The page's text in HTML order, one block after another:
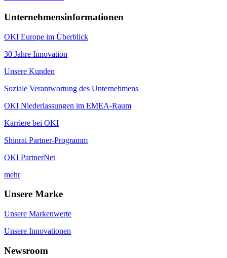
Unternehmensinformationen
OKI Europe im Überblick
30 Jahre Innovation
Unsere Kunden
Soziale Verantwortung des Unternehmens
OKI Niederlassungen im EMEA-Raum
Karriere bei OKI
Shinrai Partner-Programm
OKI PartnerNet
mehr
Unsere Marke
Unsere Markenwerte
Unsere Innovationen
Newsroom